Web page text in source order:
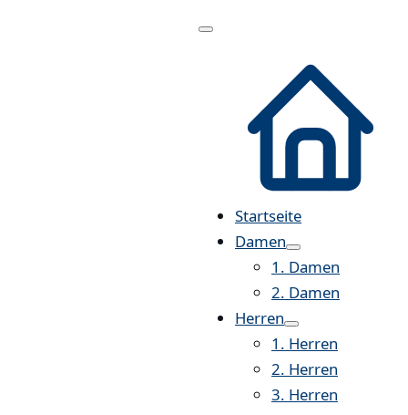
Menü
Startseite
Damen
1. Damen
2. Damen
Herren
1. Herren
2. Herren
3. Herren